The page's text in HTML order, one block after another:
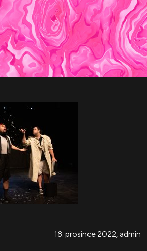
18. prosince 2022, admin